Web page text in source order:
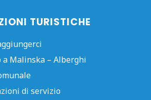
TURISTICHE
a Malinska – Alberghi
di servizio